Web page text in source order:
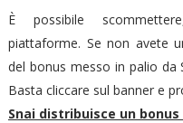
È possibile
piattaforme. Se non avete
del bonus messo in palio da
Basta cliccare sul banner e
Snai distribuisce un